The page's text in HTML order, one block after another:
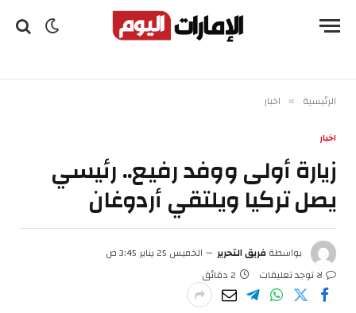
الرئيسية » اخبار
اخبار
زيارة أولى ووفد رفيع.. رئيسي
يصل تركيا ويلتقي أردوغان
بواسطةفريق التحرير
الخميس 25 يناير 3:45 ص
لا توجد تعليقات
2 دقائق